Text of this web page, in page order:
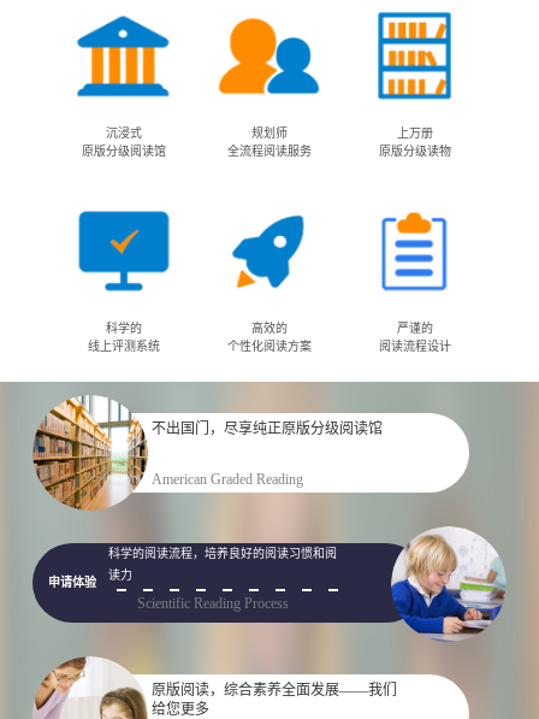
沉浸式
原版分级阅读馆
规划师
全流程阅读服务
上万册
原版分级读物
科学的
线上评测系统
高效的
个性化阅读方案
严谨的
阅读流程设计
不出国门，尽享纯正原版分级阅读馆
American Graded Reading
科学的阅读流程，培养良好的阅读习惯和阅
读力
Scientific Reading Process
申请体验
原版阅读，综合素养全面发展——我们
给您更多